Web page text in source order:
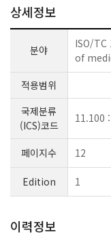
상세정보
분야
ISO/
of
적용범위
국제분류
(ICS)코드
11.100
페이지수 12
Edition 1
이력정보